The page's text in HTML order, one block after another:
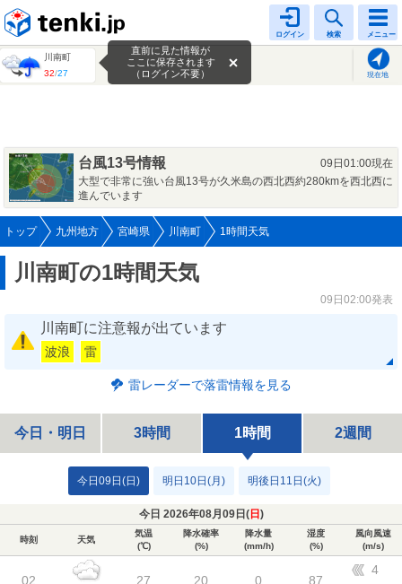
ログイン 検索 メニュー
川南町
32/27 現在地
直前に見た情報が
ここに保存されます
（ログイン不要）
台風13号情報
09日01:00現在
大型で非常に強い台風13号が久米島の西北西約280kmを西北西に
進んでいます
トップ 九州地方 宮崎県 川南町 1時間天気
川南町の1時間天気
09日02:00発表
川南町に注意報が出ています
波浪 雷
雷レーダーで落雷情報を見る
今日・明日 3時間 1時間 2週間
今日09日(日) 明日10日(月) 明後日11日(火)
今日 2026年08月09日(日 )
時刻 天気
気温
(℃)
降水確率
(%)
降水量
(mm/h)
湿度
(%)
風向風速
(m/s)
02
27 20 0 87
4